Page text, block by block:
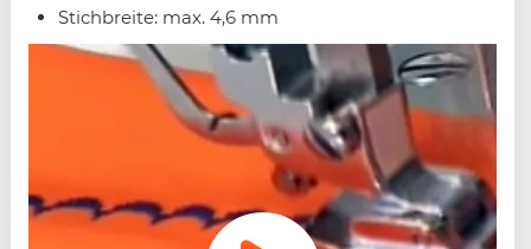
Stichbreite: max. 4,6 mm